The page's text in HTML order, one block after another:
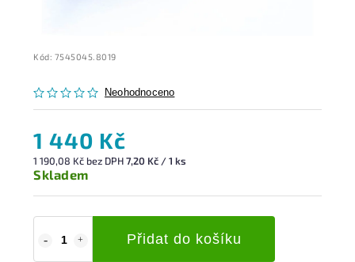
Kód: 7545045.8019
Neohodnoceno
1 440 Kč
1 190,08 Kč bez DPH7,20 Kč / 1 ks
Skladem
Přidat do košíku